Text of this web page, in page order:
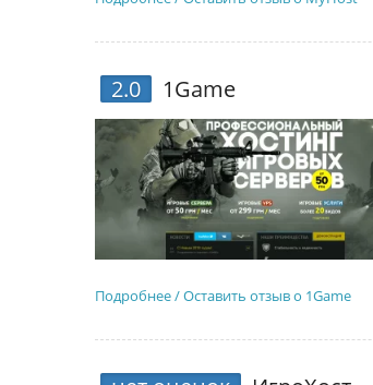
2.0 1Game
Подробнее / Оставить отзыв о 1Game